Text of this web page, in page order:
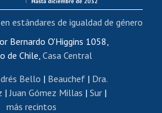
del personal
de movilidad interna
de renta
de renta honorarios
páginas blancas
Bernardo O'Higgins 1058,
de Chile,Casa Central
Bello | Beauchef| Dra.
|Juan Gómez Millas | Sur |
más recintos
estándares de igualdad de género